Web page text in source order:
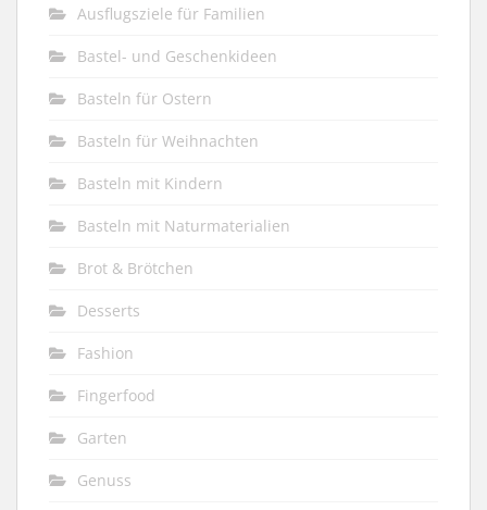
Ausflugsziele für Familien
Bastel- und Geschenkideen
Basteln für Ostern
Basteln für Weihnachten
Basteln mit Kindern
Basteln mit Naturmaterialien
Brot & Brötchen
Desserts
Fashion
Fingerfood
Garten
Genuss